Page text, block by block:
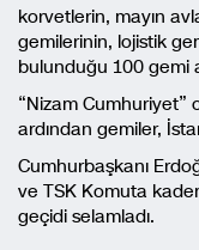
korvetlerin, mayın
gemilerinin, lojistik
bulunduğu 100 gemi
“Nizam Cumhuriyet”
ardından gemiler,
Cumhurbaşkanı
ve TSK Komuta
geçidi selamladı.